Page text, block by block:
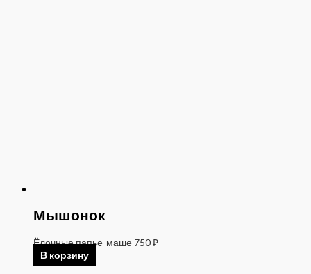
Мышонок
Ёлочные папье-маше 750₽
В корзину